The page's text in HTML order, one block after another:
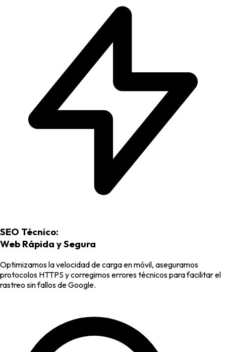
SEO Técnico:
Web Rápida y Segura
Optimizamos la velocidad de carga en móvil, aseguramos
protocolos HTTPS y corregimos errores técnicos para facilitar el
rastreo sin fallos de Google.